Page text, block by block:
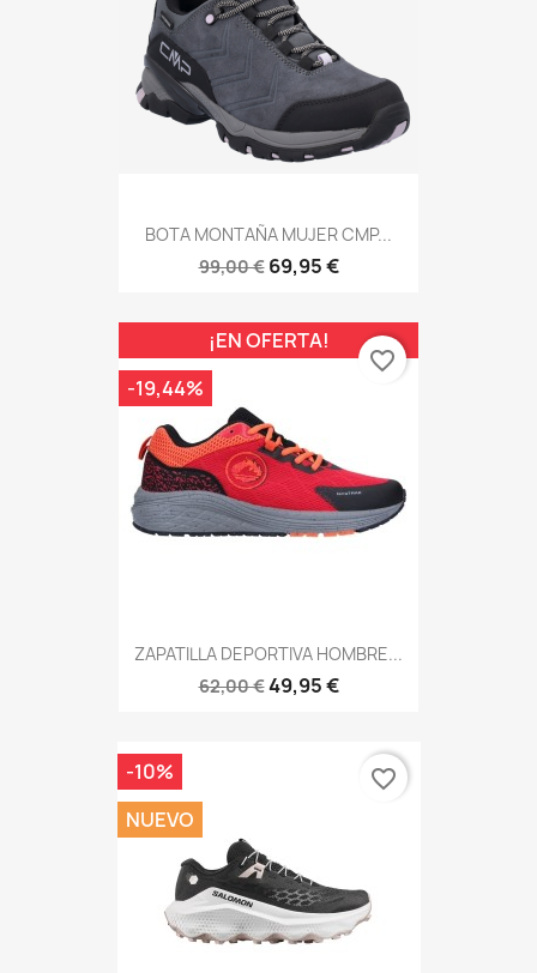
BOTA MONTAÑA MUJER CMP...
99,00 € 69,95 €
ZAPATILLA DEPORTIVA HOMBRE...
62,00 €49,95 €
¡EN OFERTA!
-19,44%
favorite_border
-10%
NUEVO
favorite_border